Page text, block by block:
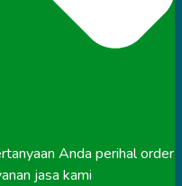
Anda perihal order
jasa kami